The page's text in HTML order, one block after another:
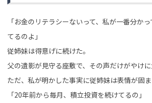
「お金のリテラシーないって、私が一番分か
てるのよ」
従姉妹は得意げに続けた。
父の遺影が見守る座敷で、その声だけがやけに
ただ、私が明かした事実に従姉妹は表情が固ま
「20年前から毎月、積立投資を続けてるの」